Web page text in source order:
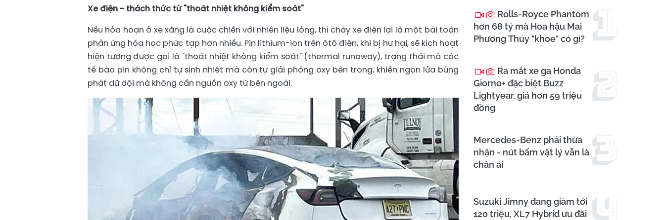
Xe điện - thách thức từ "thoát nhiệt không kiểm soát"
Nếu hỏa hoạn ở xe xăng là cuộc chiến với nhiên liệu lỏng, thì cháy xe điện lại là một bài toán
phản ứng hóa học phức tạp hơn nhiều. Pin lithium-ion trên ôtô điện, khi bị hư hại, sẽ kích hoạt
hiện tượng được gọi là "thoát nhiệt không kiểm soát" (thermal runaway), trạng thái mà các
tế bào pin không chỉ tự sinh nhiệt mà còn tự giải phóng oxy bên trong, khiến ngọn lửa bùng
phát dữ dội mà không cần nguồn oxy từ bên ngoài.
Rolls-Royce Phantom
hơn 68 tỷ mà Hoa hậu Mai
Phương Thúy "khoe" có gì?
Ra mắt xe ga Honda
Giorno+ đặc biệt Buzz
Lightyear, giá hơn 59 triệu
đồng
Mercedes-Benz phải thừa
nhận - nút bấm vật lý vẫn là
chân ái
Suzuki Jimny đang giảm tới
120 triệu, XL7 Hybrid ưu đãi